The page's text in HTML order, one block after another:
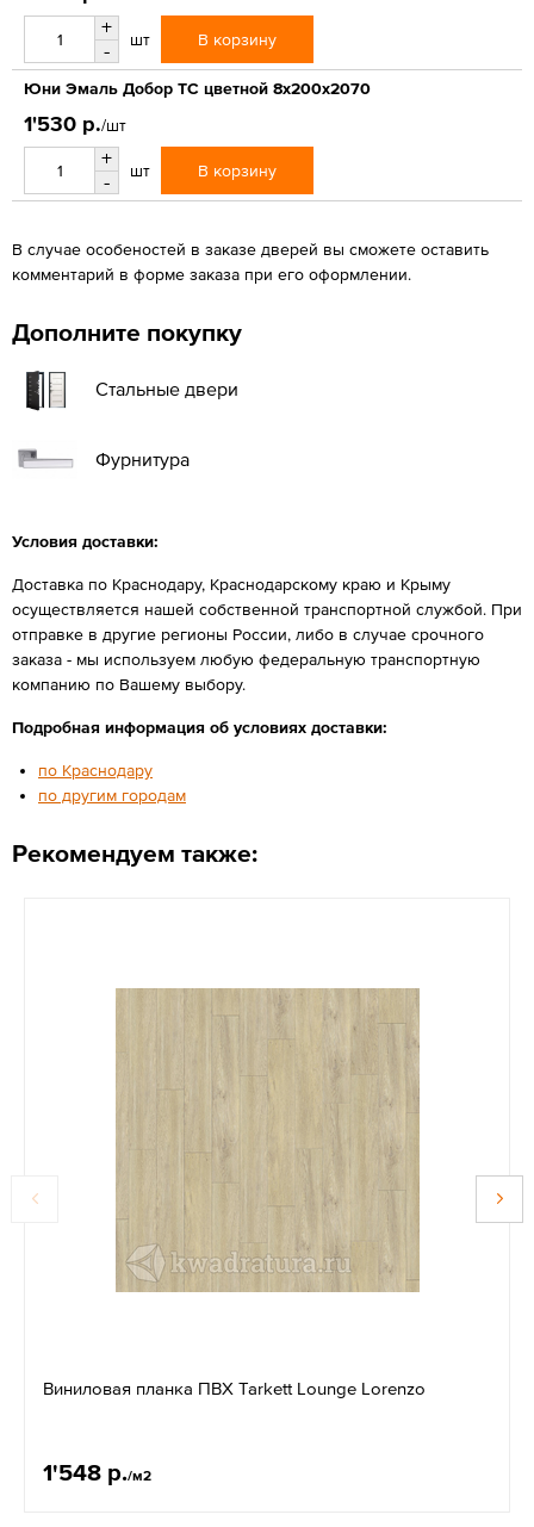
+
-
шт В корзину
Юни Эмаль Добор ТС цветной 8x200x2070
1'530 р./шт
+
-
шт В корзину
В случае особеностей в заказе дверей вы сможете оставить
комментарий в форме заказа при его оформлении.
Дополните покупку
Стальные двери
Фурнитура
Условия доставки:
Доставка по Краснодару, Краснодарскому краю и Крыму
осуществляется нашей собственной транспортной службой. При
отправке в другие регионы России, либо в случае срочного
заказа - мы используем любую федеральную транспортную
компанию по Вашему выбору.
Подробная информация об условиях доставки:
по Краснодару
по другим городам
Рекомендуем также:
Виниловая планка ПВХ Tarkett Lounge Lorenzo
1'548 р./м2